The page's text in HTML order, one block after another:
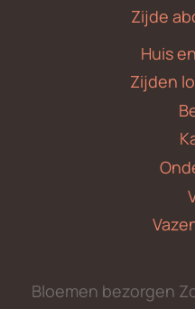
Zijde
Huis
Zijden
Bloemen bezorgen